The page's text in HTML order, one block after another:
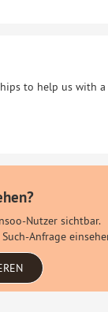
to help us with
Nutzer sichtbar.
Anfrage